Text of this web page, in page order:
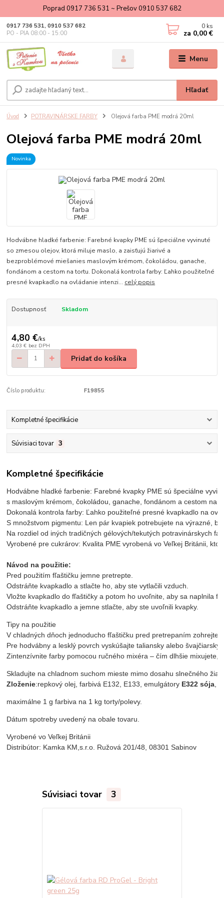
Poprad 0917 736 531 ~ Prešov 0910 537 682
Menu
Hľadať
0917 736 531, 0910 537 682
PO - PIA 08:00 - 15:00
0 ks
za 0,00 €
Úvod POTRAVINÁRSKE FARBY Olejová farba PME modrá 20ml
Olejová farba PME modrá 20ml
Novinka
Hodvábne hladké farbenie: Farebné kvapky PME sú špeciálne vyvinuté
so zmesou olejov, ktorá miluje maslo, a zaisťujú žiarivé a
bezproblémové miešanies maslovým krémom, čokoládou, ganache,
fondánom a cestom na tortu. Dokonalá kontrola farby: Ľahko použiteľné
presné kvapkadlo na ovládanie intenzi... celý popis
Dostupnosť Skladom
4,80 €/ks
4,03 € bez DPH
Pridať do košíka
Číslo produktu: F19855
Kompletné špecifikácie
Súvisiaci tovar 3
Kompletné špecifikácie
Hodvábne hladké farbenie: Farebné kvapky PME sú špeciálne
s maslovým krémom, čokoládou, ganache, fondánom a cestom na
Dokonalá kontrola farby: Ľahko použiteľné presné kvapkadlo na
S množstvom pigmentu: Len pár kvapiek potrebujete na výrazné,
Na rozdiel od iných tradičných gélových/tekutých potravinárskych
Vyrobené pre cukrárov: Kvalita PME vyrobená vo Veľkej Británii,
Návod na použitie:
Pred použitím fľaštičku jemne pretrepte.
Odstráňte kvapkadlo a stlačte ho, aby ste vytlačili vzduch.
Vložte kvapkadlo do fľaštičky a potom ho uvoľnite, aby sa naplnila
Odstráňte kvapkadlo a jemne stlačte, aby ste uvoľnili kvapky.
Tipy na použitie
V chladných dňoch jednoducho fľaštičku pred pretrepaním zohrejte
Pre hodvábny a lesklý povrch vyskúšajte taliansky alebo
Zintenzívnite farby pomocou ručného mixéra – čím dlhšie mixujete,
Skladujte na chladnom suchom mieste mimo dosahu slnečného
Zloženie:repkový olej, farbivá E132, E133, emulgátory E322 sója,
maximálne 1 g farbiva na 1 kg torty/polevy.
Dátum spotreby uvedený na obale tovaru.
Vyrobené vo Veľkej Británii
Distribútor: Kamka KM,s.r.o. Ružová 201/48, 08301 Sabinov
Súvisiaci tovar 3